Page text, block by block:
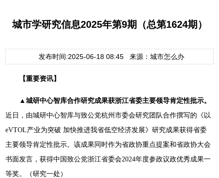
城市学研究信息2025年第9期（总第1624期）
发布时间:2025-06-18 08:45 来源：城市怎么办
【重要资讯】
▲城研中心智库合作研究成果获浙江省委主要领导肯定性批示。
近日，由城研中心智库与致公党杭州市委会研究团队合作撰写的《以
eVTOL产业为突破 加快推进我省低空经济发展》研究成果获得省委
主要领导肯定性批示。该成果同时作为省政协重点提案和省政协大会
书面发言，获得中国致公党浙江省委会2024年度参政议政优秀成果一
等奖。（研究一处）